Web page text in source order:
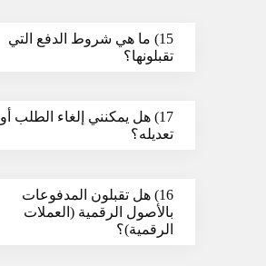
15) ما هي شروط الدفع التي
تقبلونها؟
17) هل يمكنني إلغاء الطلب أو
تعديله؟
16) هل تقبلون المدفوعات
بالأصول الرقمية (العملات
الرقمية)؟